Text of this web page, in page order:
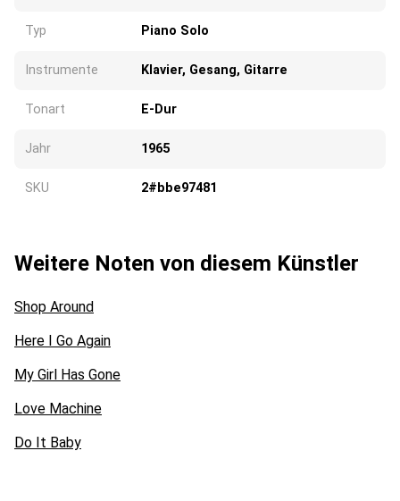
Typ Piano Solo
Instrumente Klavier, Gesang, Gitarre
Tonart E-Dur
Jahr 1965
SKU 2#bbe97481
Weitere Noten von diesem Künstler
Shop Around
Here I Go Again
My Girl Has Gone
Love Machine
Do It Baby